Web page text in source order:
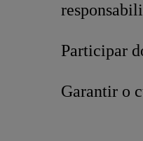
Participar
Garantir o